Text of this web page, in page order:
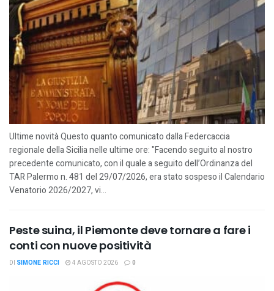
Ultime novità Questo quanto comunicato dalla Federcaccia
regionale della Sicilia nelle ultime ore: "Facendo seguito al nostro
precedente comunicato, con il quale a seguito dell’Ordinanza del
TAR Palermo n. 481 del 29/07/2026, era stato sospeso il Calendario
Venatorio 2026/2027, vi...
Peste suina, il Piemonte deve tornare a fare i
conti con nuove positività
DI SIMONE RICCI 4 AGOSTO 2026 0